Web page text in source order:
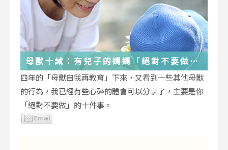
母獸十誡：有兒子的媽媽「絕對不要做」
的十件事
四年的「母獸自我再教育」下來，又看到一些其他母獸
的行為，我已經有些心碎的體會可以分享了，主要是你
「絕對不要做」的十件事。